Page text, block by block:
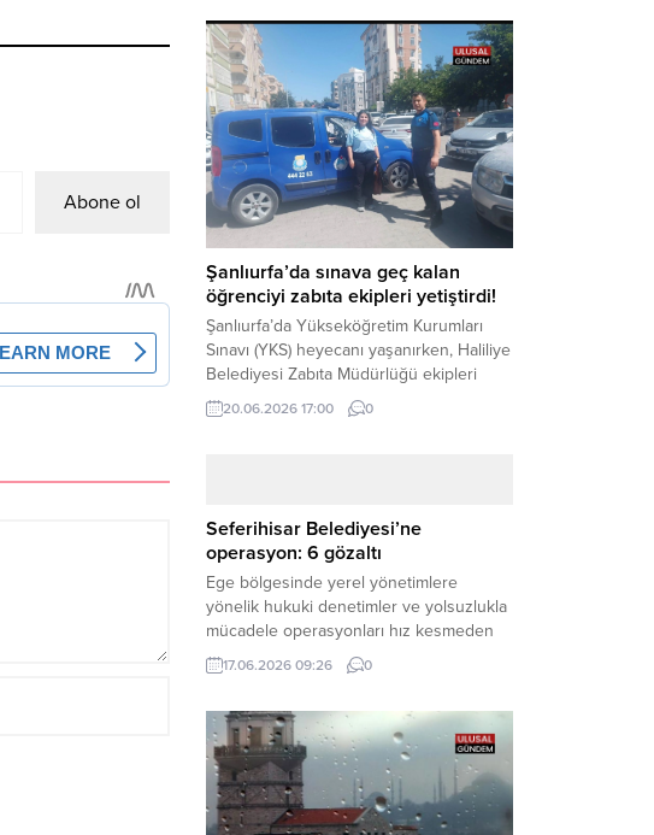
Abone ol
teslim olarak küle döndü. Haber Merkezi
– Yangın, Şanlıurfa’nın Hilvan ilçesine
bağlı Agilmuz köyünde meydana geldi.
Edinilen bilgilere göre, henüz
belirlenemeyen...
Şanlıurfa’da sınava geç kalan
öğrenciyi zabıta ekipleri yetiştirdi!
Şanlıurfa’da Yükseköğretim Kurumları
Sınavı (YKS) heyecanı yaşanırken, Haliliye
Belediyesi Zabıta Müdürlüğü ekipleri
geleceğini belirleyecek sınava geç kalma
tehlikesiyle karşı karşıya kalan bir
yolunu tutan binlerce aday arasında,
sınav yerine zamanında ulaşamayan bir
öğrenci büyük bir panik yaşadı....
20.06.2026 17:00 0
Seferihisar Belediyesi’ne
operasyon: 6 gözaltı
Ege bölgesinde yerel yönetimlere
yönelik hukuki denetimler ve yolsuzlukla
mücadele operasyonları hız kesmeden
devam ediyor. İzmir’in turistik ilçelerinden
Seferihisar Belediyesi, sabah saatlerinde
operasyonuyla sarsıldı. Haber Merkezi –
İzmir Cumhuriyet Başsavcılığı
koordinesinde yürütülen geniş kapsamlı
yolsuzluk ve mali suçlar soruşturması
kapsamında düğmeye basıldı. Edinilen ilk
17.06.2026 09:26 0